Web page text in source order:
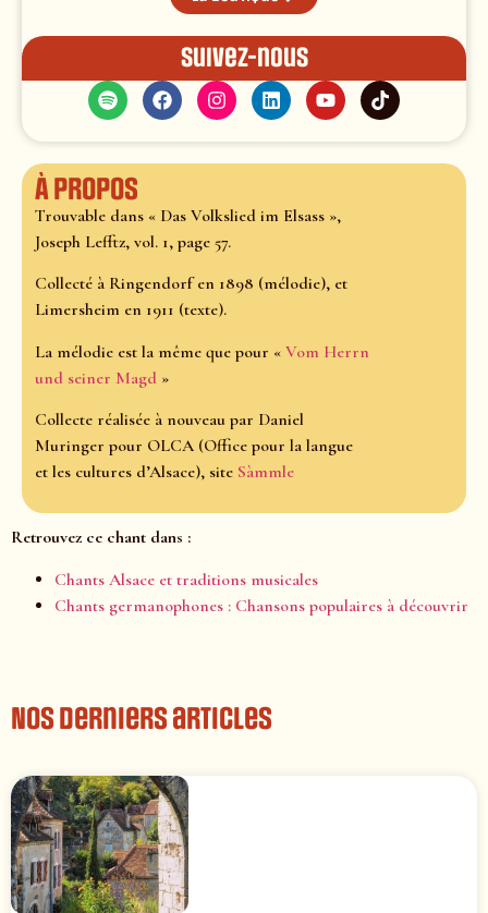
Suivez-nous
À propos
Trouvable dans « Das Volkslied im Elsass »,
Joseph Lefftz, vol. 1, page 57.
Collecté à Ringendorf en 1898 (mélodie), et
Limersheim en 1911 (texte).
La mélodie est la même que pour « Vom Herrn
und seiner Magd »
Collecte réalisée à nouveau par Daniel
Muringer pour OLCA (Office pour la langue
et les cultures d’Alsace), site Sàmmle
Retrouvez ce chant dans :
Chants Alsace et traditions musicales
Chants germanophones : Chansons populaires à découvrir
Nos derniers articles